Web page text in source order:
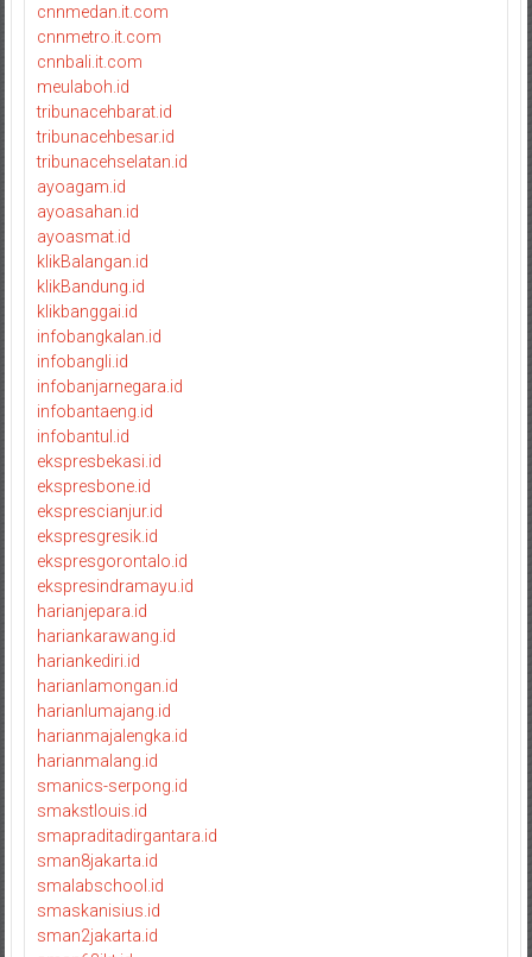
cnnmedan.it.com
cnnmetro.it.com
cnnbali.it.com
meulaboh.id
tribunacehbarat.id
tribunacehbesar.id
tribunacehselatan.id
ayoagam.id
ayoasahan.id
ayoasmat.id
klikBalangan.id
klikBandung.id
klikbanggai.id
infobangkalan.id
infobangli.id
infobanjarnegara.id
infobantaeng.id
infobantul.id
ekspresbekasi.id
ekspresbone.id
eksprescianjur.id
ekspresgresik.id
ekspresgorontalo.id
ekspresindramayu.id
harianjepara.id
hariankarawang.id
hariankediri.id
harianlamongan.id
harianlumajang.id
harianmajalengka.id
harianmalang.id
smanics-serpong.id
smakstlouis.id
smapraditadirgantara.id
sman8jakarta.id
smalabschool.id
smaskanisius.id
sman2jakarta.id